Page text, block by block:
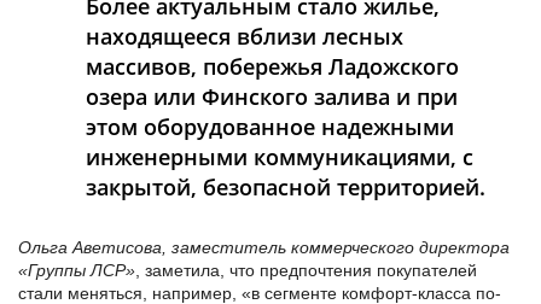
находящееся вблизи лесных
массивов, побережья Ладожского
озера или Финского залива и при
этом оборудованное надежными
инженерными коммуникациями, с
закрытой, безопасной территорией.
Ольга Аветисова, заместитель коммерческого директора
«Группы ЛСР» , заметила, что предпочтения покупателей
стали меняться, например, «в сегменте комфорт-класса по-